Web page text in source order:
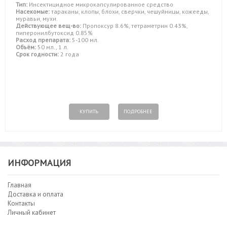
Тип: Инсектицидное микрокапсулированное средство
Насекомые: тараканы, клопы, блохи, сверчки, чешуйницы, кожееды,
муравьи, мухи.
Действующее вещ-во: Пропоксур 8.6%, тетраметрин 0.43%,
пиперонилбутоксид 0.85%
Расход препарата: 5-100 мл.
Объём: 50 мл., 1 л.
Срок годности: 2 года
КУПИТЬ ПОДРОБНЕЕ
ИНФОРМАЦИЯ
Главная
Доставка и оплата
Контакты
Личный кабинет